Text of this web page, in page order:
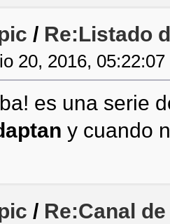
/ Re:Listado
20, 2016, 05:22:07
es una serie
y cuando
/ Re:Canal